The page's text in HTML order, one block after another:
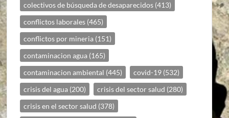
colectivos de búsqueda de desaparecidos (413)
conflictos laborales (465)
conflictos por mineria (151)
contaminacion agua (165)
contaminacion ambiental (445) covid-19 (532)
crisis del agua (200) crisis del sector salud (280)
crisis en el sector salud (378)